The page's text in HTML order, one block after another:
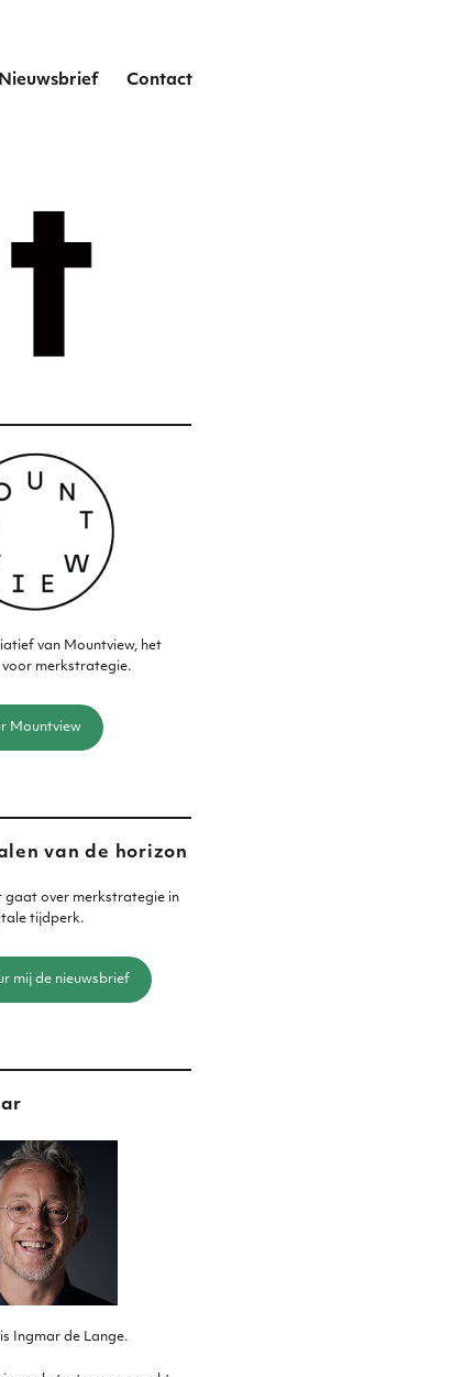
Nieuwsbrief Contact
van Mountview, het
voor merkstrategie.
Mountview
van de horizon
gaat over merkstrategie in
tijdperk.
mij de nieuwsbrief
Ingmar de Lange.